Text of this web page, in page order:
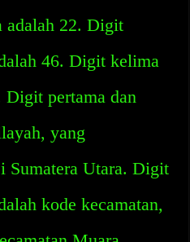
adalah 22. Digit
46. Digit kelima
Digit pertama dan
yang
Sumatera Utara. Digit
kode kecamatan,